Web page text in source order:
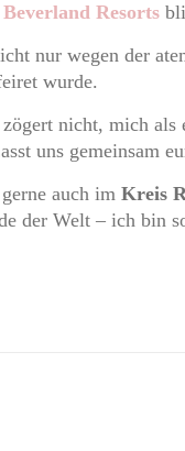
Beverland Resorts
nur wegen der
wurde.
nicht, mich als
uns gemeinsam
auch im Kreis
der Welt – ich bin